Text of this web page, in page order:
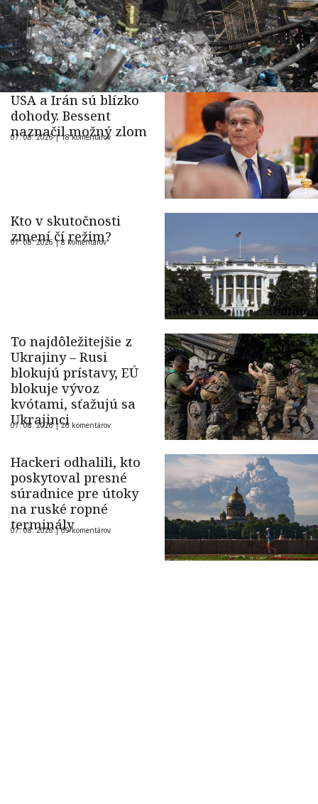
USA a Irán sú blízko
dohody. Bessent
naznačil možný zlom
07. 08. 2026 |18 komentárov
Kto v skutočnosti
zmení čí režim?
07. 08. 2026 |8 komentárov
To najdôležitejšie z
Ukrajiny – Rusi
blokujú prístavy, EÚ
blokuje vývoz
kvótami, sťažujú sa
Ukrajinci
07. 08. 2026 |26 komentárov
Hackeri odhalili, kto
poskytoval presné
súradnice pre útoky
na ruské ropné
terminály
07. 08. 2026 |69 komentárov